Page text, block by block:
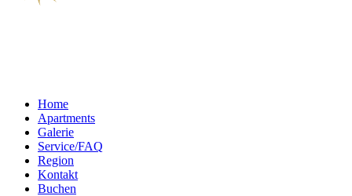
Home
Apartments
Galerie
Service/FAQ
Region
Kontakt
Buchen